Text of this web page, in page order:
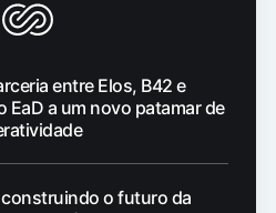
entre Elos, B42 e
EaD a um novo patamar de
construindo o futuro da